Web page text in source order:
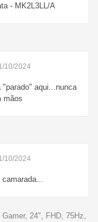
- MK2L3LL/A
10/2024
aqui...nunca
mãos
10/2024
24", FHD, 75Hz,